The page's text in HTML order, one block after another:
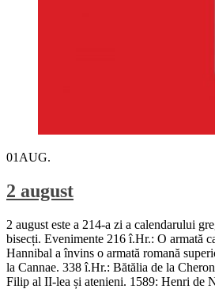
01 AUG.
2 august
2 august este a 214-a zi a calendarului
bisecți. Evenimente 216 î.Hr.: O armată
Hannibal a învins o armată romană
la Cannae. 338 î.Hr.: Bătălia de la
Filip al II-lea și atenieni. 1589: Henri de